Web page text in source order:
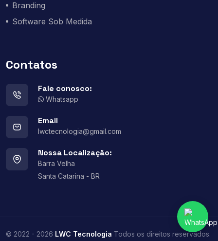
Branding
Software Sob Medida
Contatos
Fale conosco:
Whatsapp
Email
lwctecnologia@gmail.com
Nossa Localização:
Barra Velha
Santa Catarina - BR
© 2022 - 2026 LWC Tecnologia Todos os direitos reservados.